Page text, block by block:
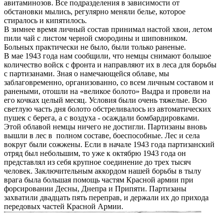
авитаминозов. Все подразделения в зависимости от
обстановки мылись, регулярно меняли белье, которое
стиралось и кипятилось.
В зимнее время личный состав принимал настой хвои, летом
пили чай с листом черной смородины и шиповником.
Больных практически не было, были только раненые.
В мае 1943 года нам сообщили, что немцы снимают большое
количество войск с фронта и направляют их в леса для борьбы
с партизанами. Зная о намечающейся облаве, мы
заблаговременно, организованно, со всем личным составом и
ранеными, отошли на «великое болото» Выдра и провели на
его кочках целый месяц. Условия были очень тяжелые. Всю
светлую часть дня болото обстреливалось из автоматических
пушек с берега, а с воздуха - осаждали бомбардировками.
Этой облавой немцы ничего не достигли. Партизаны вновь
вышли в лес в полном составе, боеспособные. Лес и села
вокруг были сожжены. Если в начале 1943 года партизанский
отряд был небольшим, то уже к октябрю 1943 года он
представлял из себя крупное соединение до трех тысяч
человек. Заключительным аккордом нашей борьбы в тылу
врага была большая помощь частям Красной армии при
форсировании Десны, Днепра и Припяти. Партизаны
захватили двадцать пять переправ, и держали их до прихода
передовых частей Красной Армии.⁠